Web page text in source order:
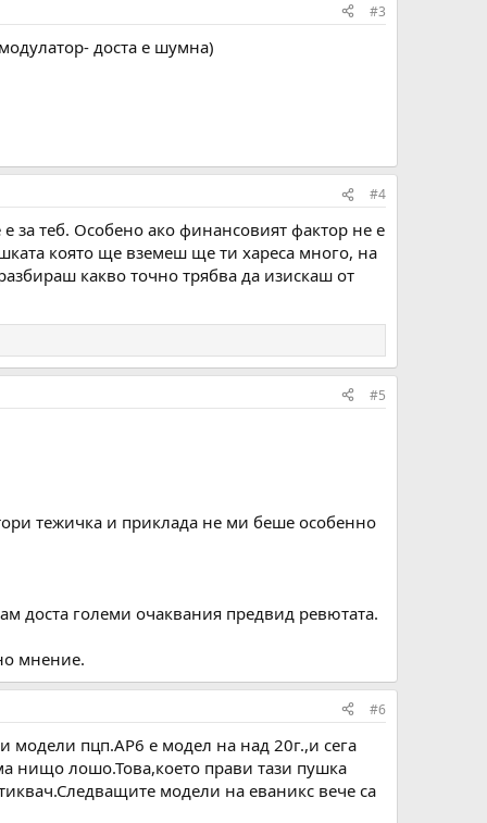
#3
доста е шумна)
#4
за теб. Особено ако финансовият фактор не е
която ще вземеш ще ти хареса много, на
какво точно трябва да изискаш от
#5
тежичка и приклада не ми беше особенно
доста големи очаквания предвид ревютата.
мнение.
#6
пцп.АР6 е модел на над 20г.,и сега
нищо лошо.Това,което прави тази пушка
модели на еваникс вече са